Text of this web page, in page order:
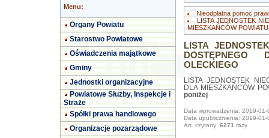
Menu:
Organy Powiatu
Starostwo Powiatowe
Oświadczenia majątkowe
Gminy
Jednostki organizacyjne
Powiatowe Służby, Inspekcje i
Straże
Spółki prawa handlowego
Organizacje pozarządowe
Nieodpłatna pomoc
LISTA JEDNOSTEK
MIESZKAŃCÓW
LISTA
DOSTĘPNEGO
OLECKIEGO
LISTA JEDNOSTEK
DLA MIESZKAŃCÓW
poniżej
Data wprowadzenia: 2019-01-
Data upublicznienia: 2019-01-
Art. czytany: 6271razy